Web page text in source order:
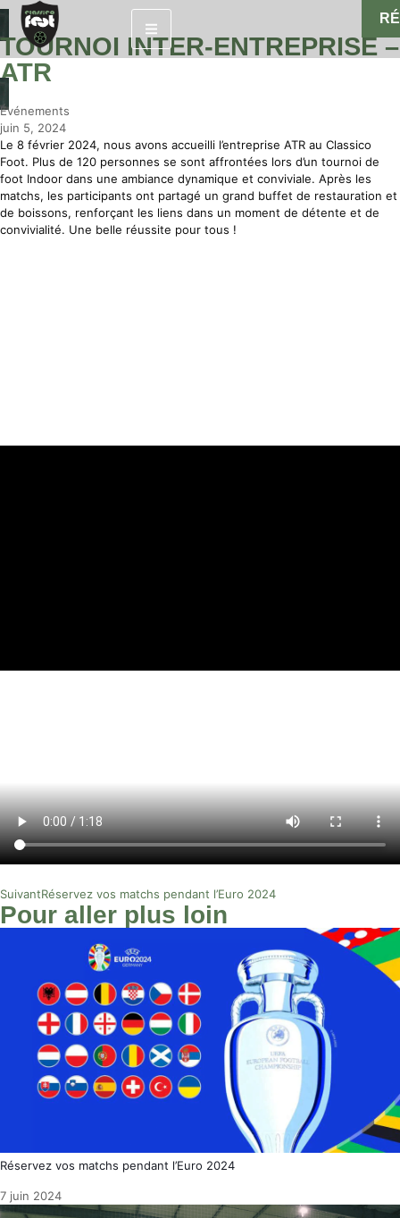
TOURNOI INTER-ENTREPRISE –
ATR
Événements
juin 5, 2024
Le 8 février 2024, nous avons accueilli l’entreprise ATR au Classico
Foot. Plus de 120 personnes se sont affrontées lors d’un tournoi de
foot Indoor dans une ambiance dynamique et conviviale. Après les
matchs, les participants ont partagé un grand buffet de restauration et
de boissons, renforçant les liens dans un moment de détente et de
convivialité. Une belle réussite pour tous !
SuivantRéservez vos matchs pendant l’Euro 2024
Pour aller plus loin
Réservez vos matchs pendant l’Euro 2024
7 juin 2024